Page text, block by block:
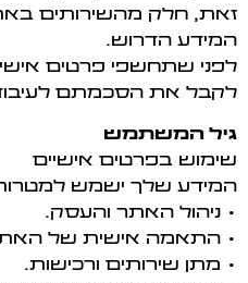
זאת, חלק מהשירותים
המידע הדרוש.
לפני שתחשפי פרטים
לקבל את הסכמתם
גיל המשתמש
שימוש בפרטים אישיים
המידע שלך ישמש
• ניהול האתר והעסק.
• התאמה אישית של
• מתן שירותים ורכישות.